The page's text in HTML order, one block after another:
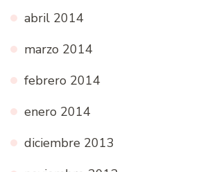
abril 2014
marzo 2014
febrero 2014
enero 2014
diciembre 2013